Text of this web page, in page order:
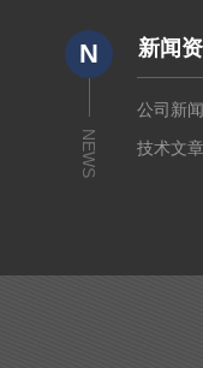
N
NEWS
新闻
公司新
技术文